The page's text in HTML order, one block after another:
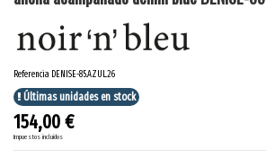
Referencia DENISE-85.AZUL.26
Últimas unidades en stock
154,00 €
Impuestos incluidos